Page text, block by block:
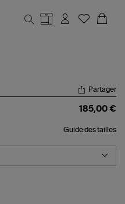
Partager
185,00 €
Guide des tailles